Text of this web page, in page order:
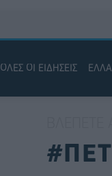
ΟΛΕΣ ΟΙ ΕΙΔΗΣΕΙΣ